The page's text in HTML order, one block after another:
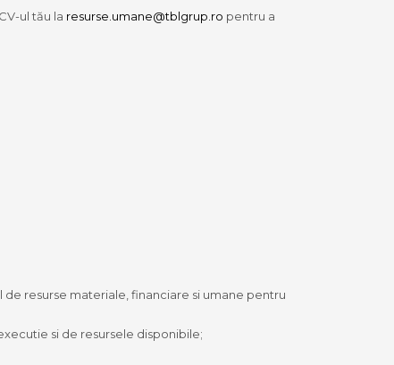
ul tău la resurse.umane@tblgrup.ro pentru a
resurse materiale, financiare si umane pentru
si de resursele disponibile;